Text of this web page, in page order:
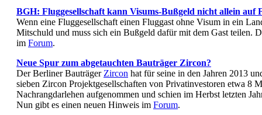
BGH: Fluggesellschaft kann Visums-Bußgeld nicht allein auf
Wenn eine Fluggesellschaft einen Fluggast ohne Visum in ein
Mitschuld und muss sich ein Bußgeld dafür mit dem Gast teilen.
im Forum.
Neue Spur zum abgetauchten Bauträger Zircon?
Der Berliner BauträgerZircon hat für seine in den Jahren 2013
sieben Zircon Projektgesellschaften von Privatinvestoren etwa 8
Nachrangdarlehen aufgenommen und schien im Herbst letzten
Nun gibt es einen neuen Hinweis im Forum.